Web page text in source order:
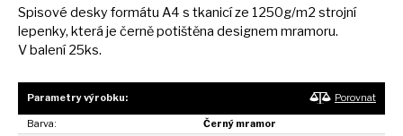
Spisové desky formátu A4 s tkanicíze 1250g/m2 strojní
lepenky, která je černě potištěna designem mramoru.
V balení 25ks.
Parametry výrobku: Porovnat
Barva:
Černý mramor